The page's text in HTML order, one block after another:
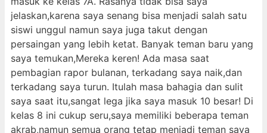
jelaskan,karena saya senang bisa menjadi salah satu
siswi unggul namun saya juga takut dengan
persaingan yang lebih ketat. Banyak teman baru yang
saya temukan,Mereka keren! Ada masa saat
pembagian rapor bulanan, terkadang saya naik,dan
terkadang saya turun. Itulah masa bahagia dan sulit
saya saat itu,sangat lega jika saya masuk 10 besar! Di
kelas 8 ini cukup seru,saya memiliki beberapa teman
akrab,namun semua orang tetap menjadi teman saya